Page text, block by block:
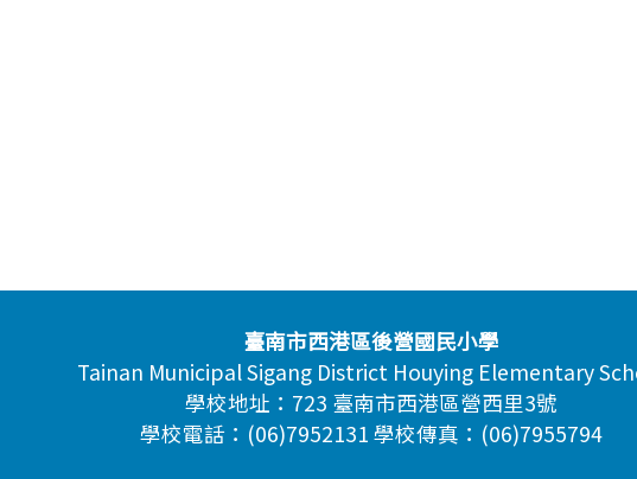
臺南市西港區後營國民小學
Tainan Municipal Sigang District Houying Elementary
學校地址：723 臺南市西港區營西里3號
學校電話：(06)7952131 學校傳真：(06)7955794